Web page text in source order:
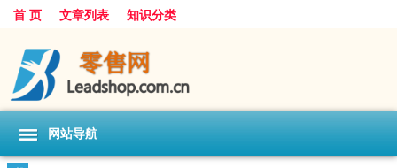
首 页 文章列表 知识分类
网站导航